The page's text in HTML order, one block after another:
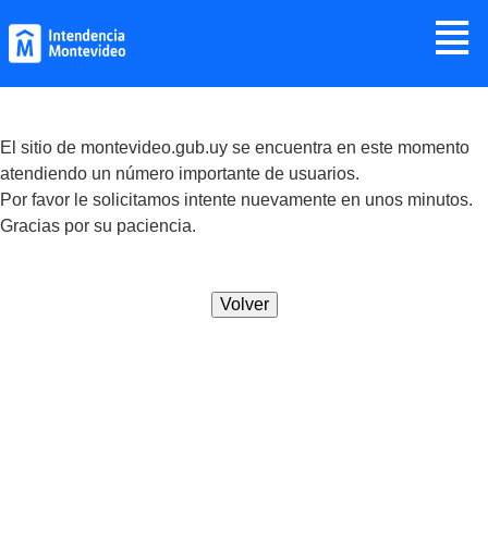
≣
El sitio de montevideo.gub.uy se encuentra en este momento
atendiendo un número importante de usuarios.
Por favor le solicitamos intente nuevamente en unos minutos.
Gracias por su paciencia.
Volver